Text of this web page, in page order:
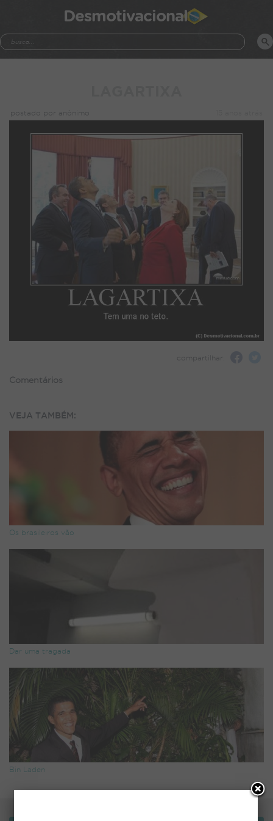
Desmotivacional
postado por anônimo
compartilhar:
Comentários
VEJA TAMBÉM:
Os brasileiros vão
Dar uma tragada
Bin Laden